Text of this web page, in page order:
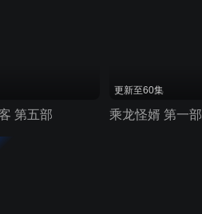
第五部
更新至60集
乘龙怪婿 第一部